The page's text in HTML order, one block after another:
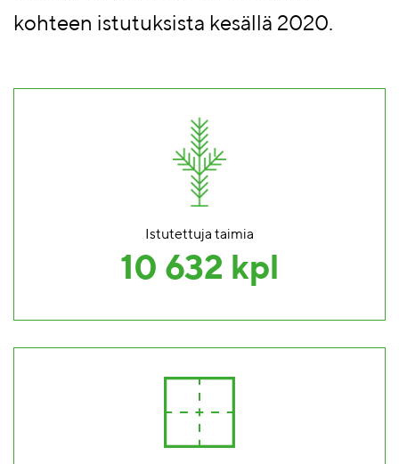
kohteen istutuksista kesällä 2020.
Istutettuja taimia
10 632 kpl